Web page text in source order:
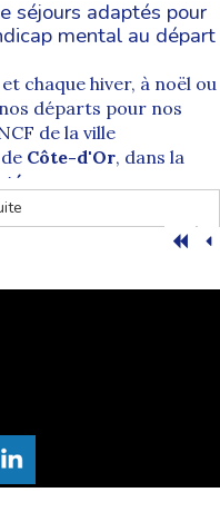
séjours adaptés pour
mental au départ
chaque hiver, à noël ou
départs pour nos
de la ville
Côte-d'Or, dans la
accompagnés par
à cet exercice.
au prix des billets
de nos
organisés
départ de Beaune ?
historique, ses